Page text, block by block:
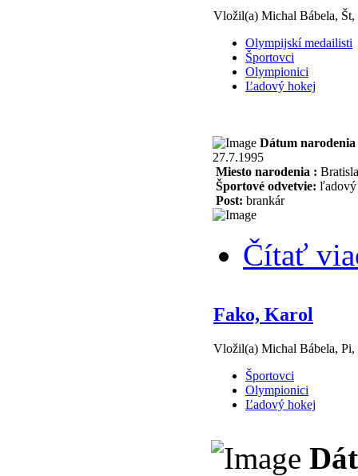
Vložil(a) Michal Bábela, Št,
Olympijskí medailisti
Športovci
Olympionici
Ľadový hokej
Dátum narodenia
27.7.1995
Miesto narodenia :
Športové odvetvie: ľadový
Post: brankár
Čítať
Fako, Karol
Vložil(a) Michal Bábela, Pi,
Športovci
Olympionici
Ľadový hokej